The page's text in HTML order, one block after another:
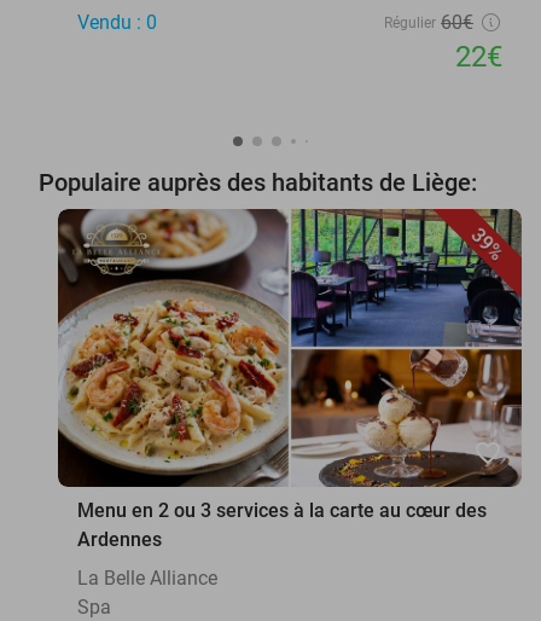
Vendu : 0 Régulier 60€
22€
Populaire auprès des habitants de Liège:
39%
favorite_border
Menu en 2 ou 3 services à la carte au cœur des
Ardennes
La Belle Alliance
Spa